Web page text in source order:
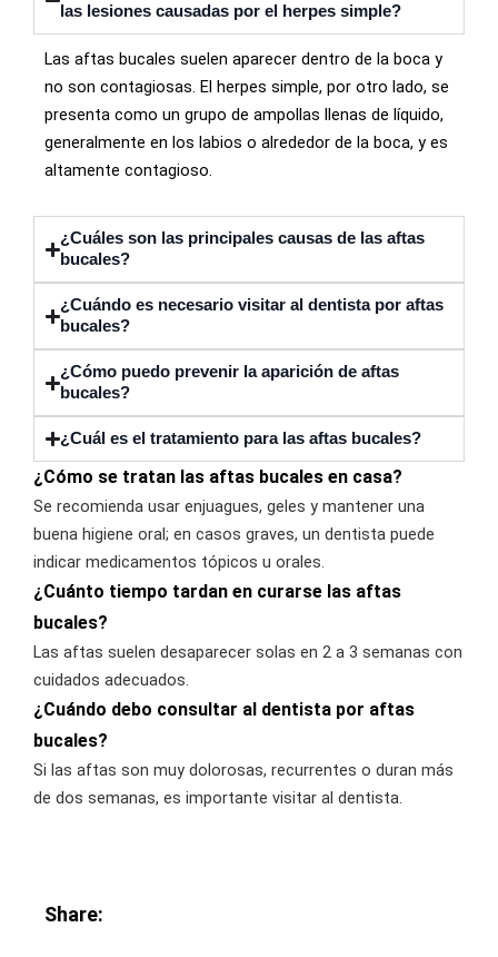
las lesiones causadas por el herpes simple?
Las aftas bucales suelen aparecer dentro de la boca y
no son contagiosas. El herpes simple, por otro lado, se
presenta como un grupo de ampollas llenas de líquido,
generalmente en los labios o alrededor de la boca, y es
altamente contagioso.
¿Cuáles son las principales causas de las aftas
bucales?
¿Cuándo es necesario visitar al dentista por aftas
bucales?
¿Cómo puedo prevenir la aparición de aftas
bucales?
¿Cuál es el tratamiento para las aftas bucales?
¿Cómo se tratan las aftas bucales en casa?
Se recomienda usar enjuagues, geles y mantener una
buena higiene oral; en casos graves, un dentista puede
indicar medicamentos tópicos u orales.
¿Cuánto tiempo tardan en curarse las aftas
bucales?
Las aftas suelen desaparecer solas en 2 a 3 semanas con
cuidados adecuados.
¿Cuándo debo consultar al dentista por aftas
bucales?
Si las aftas son muy dolorosas, recurrentes o duran más
de dos semanas, es importante visitar al dentista.
Share: